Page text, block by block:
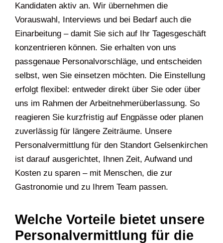
Kandidaten aktiv an. Wir übernehmen die
Vorauswahl, Interviews und bei Bedarf auch die
Einarbeitung – damit Sie sich auf Ihr Tagesgeschäft
konzentrieren können. Sie erhalten von uns
passgenaue Personalvorschläge, und entscheiden
selbst, wen Sie einsetzen möchten. Die Einstellung
erfolgt flexibel: entweder direkt über Sie oder über
uns im Rahmen der Arbeitnehmerüberlassung. So
reagieren Sie kurzfristig auf Engpässe oder planen
zuverlässig für längere Zeiträume. Unsere
Personalvermittlung für den Standort Gelsenkirchen
ist darauf ausgerichtet, Ihnen Zeit, Aufwand und
Kosten zu sparen – mit Menschen, die zur
Gastronomie und zu Ihrem Team passen.
Welche Vorteile bietet unsere
Personalvermittlung für die